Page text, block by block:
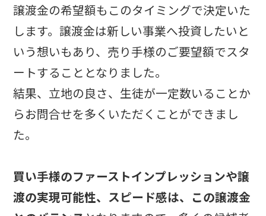
譲渡金の希望額もこのタイミングで決定いた
します。譲渡金は新しい事業へ投資したいと
いう想いもあり、売り手様のご要望額でスタ
ートすることとなりました。
結果、立地の良さ、生徒が一定数いることか
らお問合せを多くいただくことができまし
た。
買い手様のファーストインプレッションや譲
渡の実現可能性、スピード感は、この譲渡金